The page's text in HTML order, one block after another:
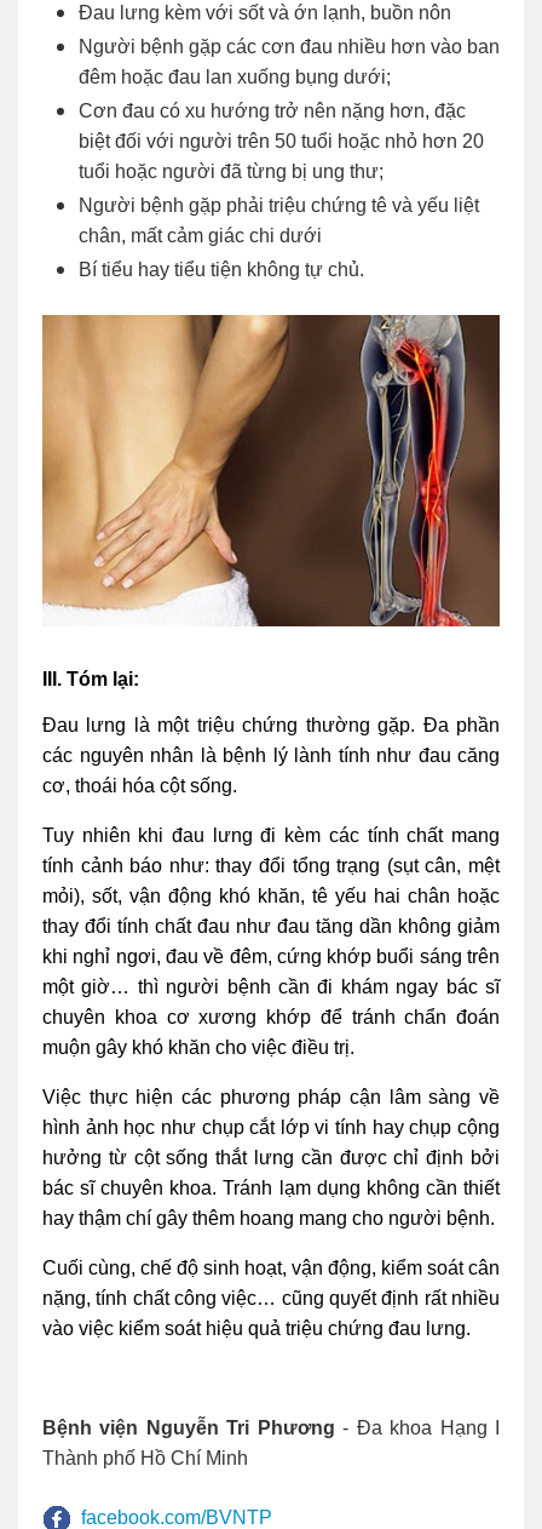
Đau lưng kèm với sốt và ớn lạnh, buồn nôn
Người bệnh gặp các cơn đau nhiều hơn vào ban
đêm hoặc đau lan xuống bụng dưới;
Cơn đau có xu hướng trở nên nặng hơn, đặc
biệt đối với người trên 50 tuổi hoặc nhỏ hơn 20
tuổi hoặc người đã từng bị ung thư;
Người bệnh gặp phải triệu chứng tê và yếu liệt
chân, mất cảm giác chi dưới
Bí tiểu hay tiểu tiện không tự chủ.
III. Tóm lại:
Đau lưng là một triệu chứng thường gặp. Đa phần
các nguyên nhân là bệnh lý lành tính như đau căng
cơ, thoái hóa cột sống.
Tuy nhiên khi đau lưng đi kèm các tính chất mang
tính cảnh báo như: thay đổi tổng trạng (sụt cân, mệt
mỏi), sốt, vận động khó khăn, tê yếu hai chân hoặc
thay đổi tính chất đau như đau tăng dần không giảm
khi nghỉ ngơi, đau về đêm, cứng khớp buổi sáng trên
một giờ… thì người bệnh cần đi khám ngay bác sĩ
chuyên khoa cơ xương khớp để tránh chẩn đoán
muộn gây khó khăn cho việc điều trị.
Việc thực hiện các phương pháp cận lâm sàng về
hình ảnh học như chụp cắt lớp vi tính hay chụp cộng
hưởng từ cột sống thắt lưng cần được chỉ định bởi
bác sĩ chuyên khoa. Tránh lạm dụng không cần thiết
hay thậm chí gây thêm hoang mang cho người bệnh.
Cuối cùng, chế độ sinh hoạt, vận động, kiểm soát cân
nặng, tính chất công việc… cũng quyết định rất nhiều
vào việc kiểm soát hiệu quả triệu chứng đau lưng.
Bệnh viện Nguyễn Tri Phương- Đa khoa Hạng I
Thành phố Hồ Chí Minh
facebook.com/BVNTP